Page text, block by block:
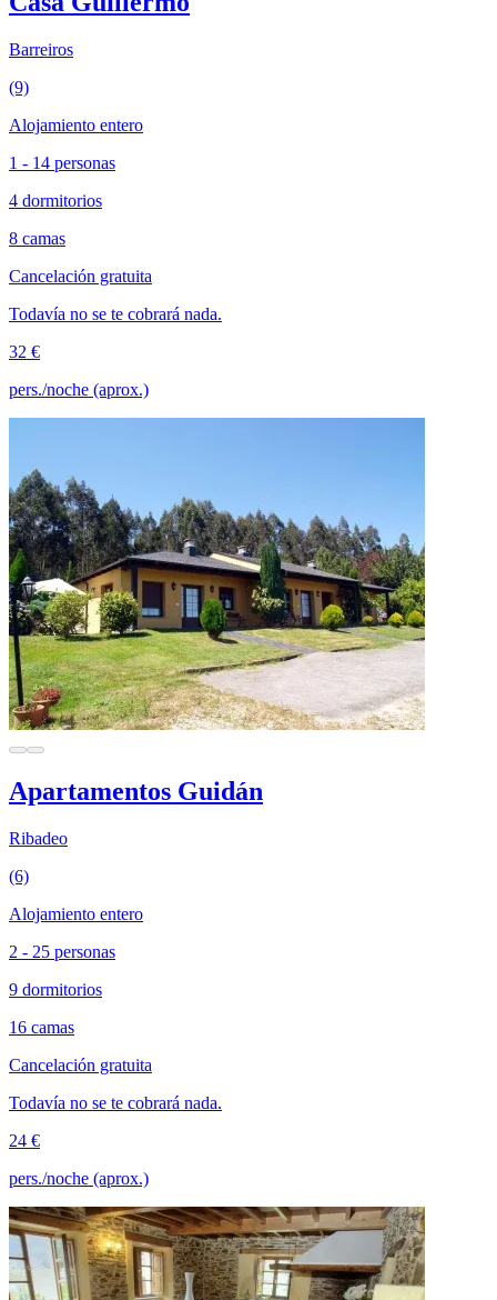
Barreiros
(9)
Alojamiento entero
1 - 14 personas
4 dormitorios
8 camas
Cancelación gratuita
Todavía no se te cobrará nada.
32 €
pers./noche (aprox.)
Apartamentos Guidán
Ribadeo
(6)
Alojamiento entero
2 - 25 personas
9 dormitorios
16 camas
Cancelación gratuita
Todavía no se te cobrará nada.
24 €
pers./noche (aprox.)